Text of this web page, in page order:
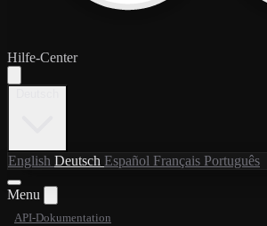
Hilfe-Center
English Deutsch Español Français Português
Menu
API-Dokumentation